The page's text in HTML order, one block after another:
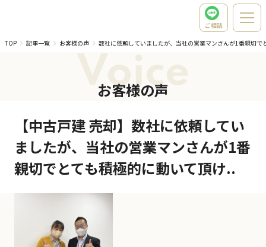
ご相談
TOP
記事一覧 お客様の声 数社に依頼していましたが、当社の営業マンさんが1番親切で
Voice
お客様の声
【中古戸建 売却】数社に依頼してい
ましたが、当社の営業マンさんが1番
親切でとても積極的に動いて頂け..